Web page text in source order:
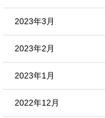
2023年3月
2023年2月
2023年1月
2022年12月